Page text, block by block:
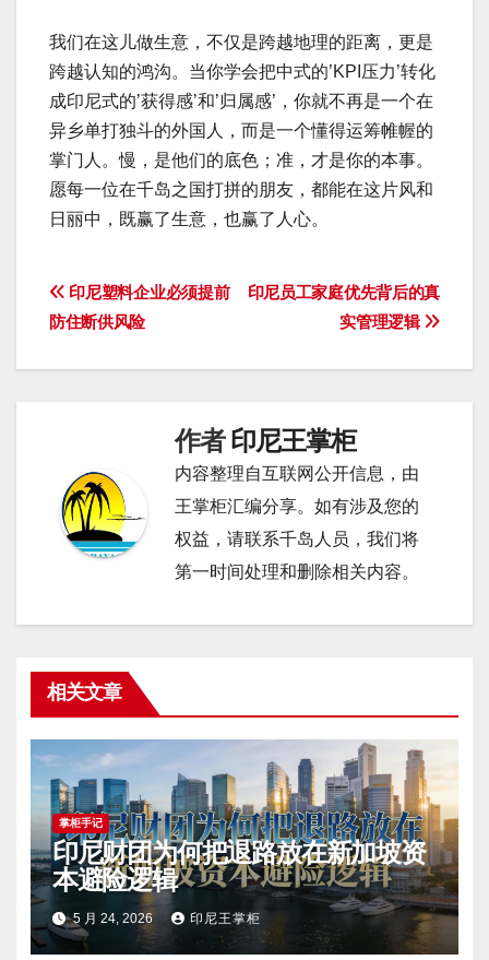
我们在这儿做生意，不仅是跨越地理的距离，更是
跨越认知的鸿沟。当你学会把中式的’KPI压力’转化
成印尼式的’获得感’和’归属感’，你就不再是一个在
异乡单打独斗的外国人，而是一个懂得运筹帷幄的
掌门人。慢，是他们的底色；准，才是你的本事。
愿每一位在千岛之国打拼的朋友，都能在这片风和
日丽中，既赢了生意，也赢了人心。
文
章
印尼员工家庭优先背后的真
实管理逻辑
印尼塑料企业必须提前
防住断供风险
作者印尼王掌柜
内容整理自互联网公开信息，由
王掌柜汇编分享。如有涉及您的
权益，请联系千岛人员，我们将
第一时间处理和删除相关内容。
相关文章
掌柜手记
印尼财团为何把退路放在新加坡资
本避险逻辑
5 月 24, 2026 印尼王掌柜